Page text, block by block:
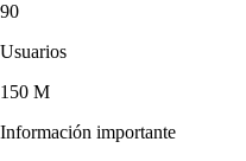
90
Usuarios
150 M
Información importante